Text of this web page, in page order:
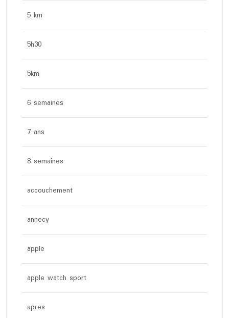
5 km
5h30
5km
6 semaines
7 ans
8 semaines
accouchement
annecy
apple
apple watch sport
apres